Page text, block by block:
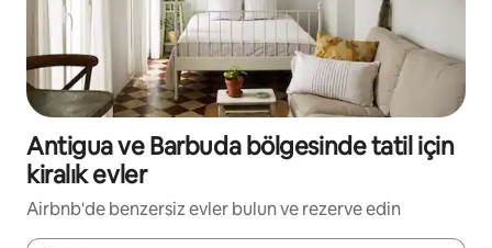
Antigua ve Barbuda bölgesinde tatil için
kiralık evler
Airbnb'de benzersiz evler bulun ve rezerve edin